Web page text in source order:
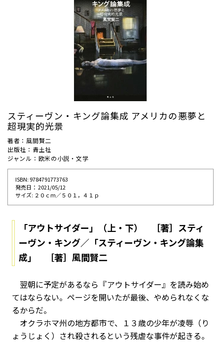
スティーヴン・キング論集成 アメリカの悪夢と
超現実的光景
著者：風間賢二
出版社：青土社
ジャンル：欧米の小説・文学
ISBN: 9784791773763
発売⽇： 2021/05/12
サイズ: ２０ｃｍ／５０１，４１ｐ
「アウトサイダー」（上・下） ［著］スティ
ーヴン・キング／「スティーヴン・キング論集
成」 ［著］風間賢二
翌朝に予定があるなら『アウトサイダー』を読み始め
てはならない。ページを開いたが最後、やめられなくな
るからだ。
オクラホマ州の地方都市で、１３歳の少年が凌辱（り
ょうじょく）され殺されるという残虐な事件が起きる。